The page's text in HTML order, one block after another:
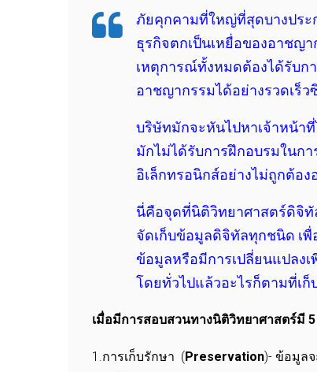
ภัยคุกคามที่ใหญ่ที่สุดบางประ
ธุรกิจตกเป็นเหยื่อของอาชญ
เหตุการณ์ทั้งหมดต้องได้รับก
อาชญากรรมได้อย่างรวดเร็
บริษัทมักจะหันไปหาเจ้าหน้า
มักไม่ได้รับการฝึกอบรมในก
อิเล็กทรอนิกส์อย่างไม่ถูกต้อ
นี่คือจุดที่นิติวิทยาศาสตร์ดิจิทั
จัดเก็บข้อมูลดิจิทัลทุกชนิด เพื่
ข้อมูลหรือมีการเปลี่ยนแปลง
โดยทั่วไปแล้วอะไรก็ตามที่เก็
เมื่อมีการสอบสวนทางนิติวิทยาศาสตร์มี
1.การเก็บรักษา (Preservation)- ข้อมูล